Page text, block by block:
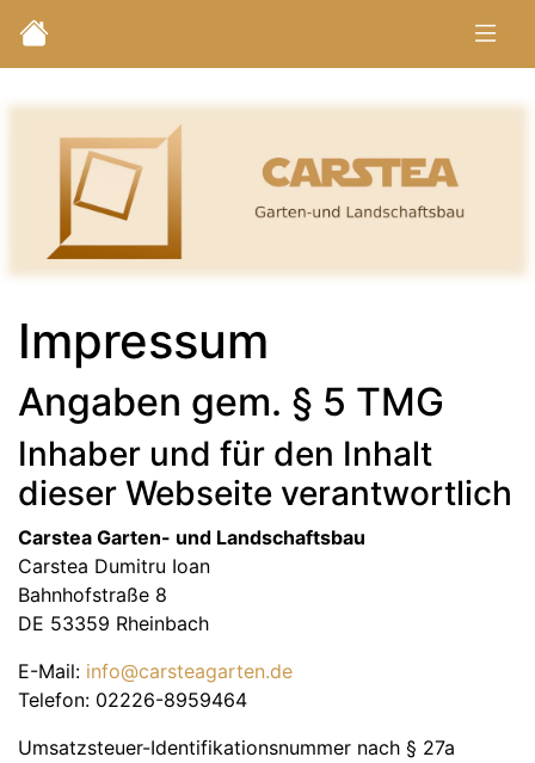
Impressum
Angaben gem. § 5 TMG
Inhaber und für den Inhalt
dieser Webseite verantwortlich
Carstea Garten- und Landschaftsbau
Carstea Dumitru Ioan
Bahnhofstraße 8
DE 53359 Rheinbach
E-Mail: info@carsteagarten.de
Telefon: 02226-8959464
Umsatzsteuer-Identifikationsnummer nach § 27a